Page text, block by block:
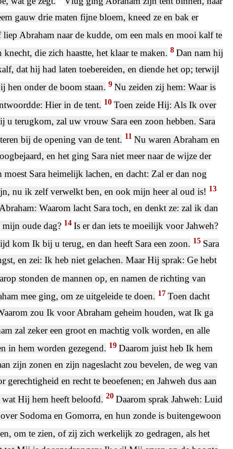
gauw drie maten fijne bloem, kneed ze en bak er
liep Abraham naar de kudde, om een mals en mooi kalf te
die zich haastte, het klaar te maken. 8Dan nam hij
dat hij had laten toebereiden, en diende het op; terwijl
hen onder de boom staan. 9 Nu zeiden zij hem: Waar is
Hier in de tent. 10Toen zeide Hij: Als Ik over
u terugkom, zal uw vrouw Sara een zoon hebben. Sara
bij de opening van de tent. 11 Nu waren Abraham en
en het ging Sara niet meer naar de wijze der
moest Sara heimelijk lachen, en dacht: Zal er dan nog
nu ik zelf verwelkt ben, en ook mijn heer al oud is! 13
Waarom lacht Sara toch, en denkt ze: zal ik dan
oude dag? 14Is er dan iets te moeilijk voor Jahweh?
kom Ik bij u terug, en dan heeft Sara een zoon. 15 Sara
en zei: Ik heb niet gelachen. Maar Hij sprak: Ge hebt
stonden de mannen op, en namen de richting van
mee ging, om ze uitgeleide te doen. 17 Toen dacht
zou Ik voor Abraham geheim houden, wat Ik ga
zal zeker een groot en machtig volk worden, en alle
in hem worden gezegend. 19 Daarom juist heb Ik hem
zijn zonen en zijn nageslacht zou bevelen, de weg van
gerechtigheid en recht te beoefenen; en Jahweh dus aan
Hij hem heeft beloofd. 20Daarom sprak Jahweh: Luid
Sodoma en Gomorra, en hun zonde is buitengewoon
om te zien, of zij zich werkelijk zo gedragen, als het